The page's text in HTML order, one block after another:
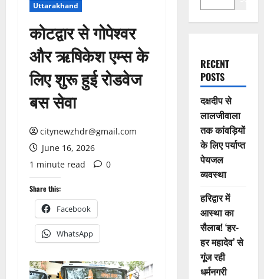
Uttarakhand
कोटद्वार से गोपेश्वर
और ऋषिकेश एम्स के
लिए शुरू हुई रोडवेज
बस सेवा
citynewzhdr@gmail.com
June 16, 2026
1 minute read
0
Share this:
Facebook
WhatsApp
RECENT
POSTS
दक्षदीप से
लालजीवाला
तक कांवड़ियों
के लिए पर्याप्त
पेयजल
व्यवस्था
हरिद्वार में
आस्था का
सैलाब! ‘हर-
हर महादेव’ से
गूंज रही
धर्मनगरी